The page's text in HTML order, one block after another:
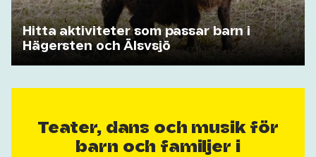
Hitta aktiviteter som passar barn i
Hägersten och Älsvsjö
Teater, dans och musik för
barn och familjer i